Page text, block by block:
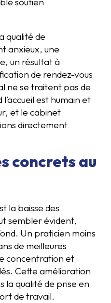
qualité de
anxieux, une
un résultat à
de rendez-vous
ne se traitent pas de
est humain et
et le cabinet
directement
concrets au
la baisse des
sembler évident,
Un praticien moins
de meilleures
concentration et
Cette amélioration
la qualité de prise en
de travail.